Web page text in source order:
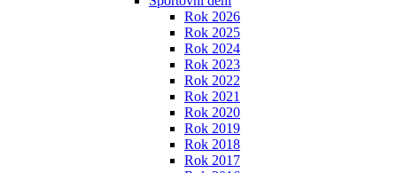
Rok 2026
Rok 2025
Rok 2024
Rok 2023
Rok 2022
Rok 2021
Rok 2020
Rok 2019
Rok 2018
Rok 2017